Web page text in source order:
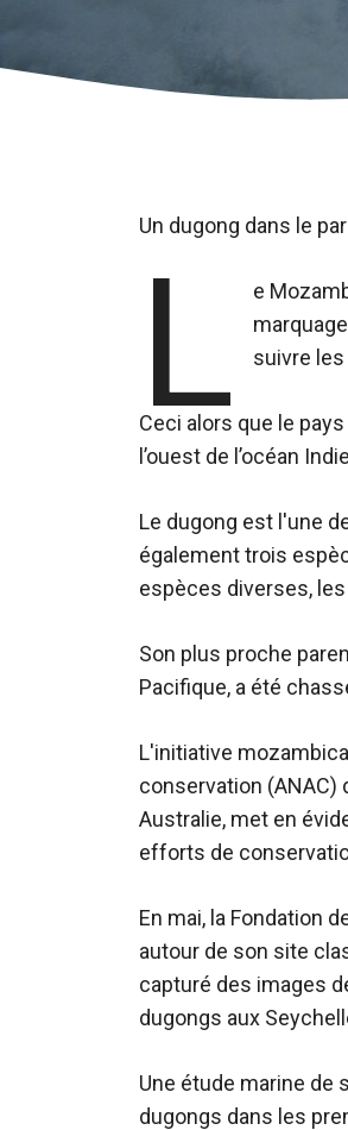
Un dugong dans le
L
e
suivre
Ceci alors que le
l’ouest de l’océan
Le dugong est l'une
également trois
espèces diverses, les
Son plus proche
Pacifique, a été
L'initiative
conservation (ANAC)
Australie, met en
efforts de
En mai, la Fondation
autour de son site
capturé des images
dugongs aux
Une étude marine de
dugongs dans les